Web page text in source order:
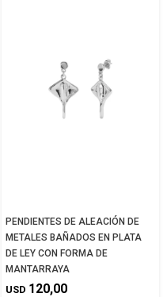
PENDIENTES DE ALEACIÓN DE
METALES BAÑADOS EN PLATA
DE LEY CON FORMA DE
MANTARRAYA
USD 120,00